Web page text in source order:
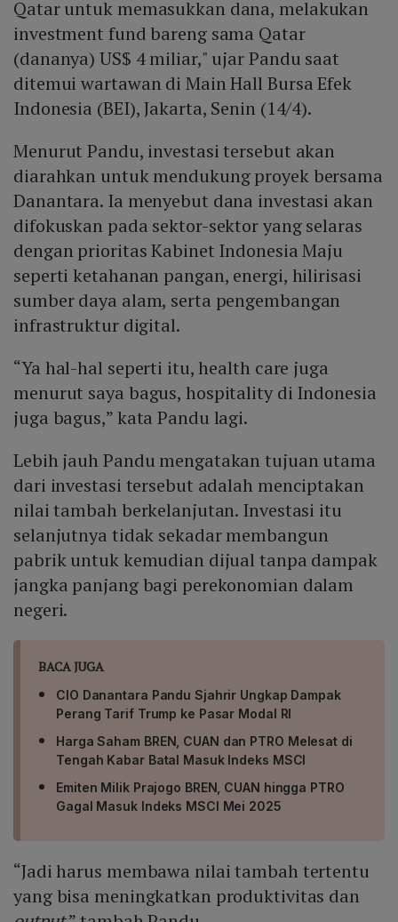
Qatar untuk memasukkan dana, melakukan
investment fund bareng sama Qatar
(dananya) US$ 4 miliar," ujar Pandu saat
ditemui wartawan di Main Hall Bursa Efek
Indonesia (BEI), Jakarta, Senin (14/4).
Menurut Pandu, investasi tersebut akan
diarahkan untuk mendukung proyek bersama
Danantara. Ia menyebut dana investasi akan
difokuskan pada sektor-sektor yang selaras
dengan prioritas Kabinet Indonesia Maju
seperti ketahanan pangan, energi, hilirisasi
sumber daya alam, serta pengembangan
infrastruktur digital.
“Ya hal-hal seperti itu, health care juga
menurut saya bagus, hospitality di Indonesia
juga bagus,” kata Pandu lagi.
Lebih jauh Pandu mengatakan tujuan utama
dari investasi tersebut adalah menciptakan
nilai tambah berkelanjutan. Investasi itu
selanjutnya tidak sekadar membangun
pabrik untuk kemudian dijual tanpa dampak
jangka panjang bagi perekonomian dalam
negeri.
BACA JUGA
CIO Danantara Pandu Sjahrir Ungkap Dampak
Perang Tarif Trump ke Pasar Modal RI
Harga Saham BREN, CUAN dan PTRO Melesat di
Tengah Kabar Batal Masuk Indeks MSCI
Emiten Milik Prajogo BREN, CUAN hingga PTRO
Gagal Masuk Indeks MSCI Mei 2025
“Jadi harus membawa nilai tambah tertentu
yang bisa meningkatkan produktivitas dan